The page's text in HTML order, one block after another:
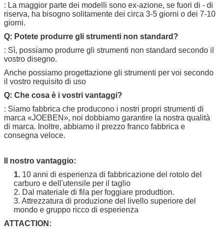
: La maggior parte dei modelli sono ex-azione, se fuori di - di
riserva, ha bisogno solitamente dei circa 3-5 giorni o dei 7-10
giorni.
Q: Potete produrre gli strumenti non standard?
: Sì, possiamo produrre gli strumenti non standard secondo il
vostro disegno.
Anche possiamo progettazione gli strumenti per voi secondo
il vostro requisito di uso
Q: Che cosa è i vostri vantaggi?
: Siamo fabbrica che producono i nostri propri strumenti di
marca «JOEBEN», noi dobbiamo garantire la nostra qualità
di marca. Inoltre, abbiamo il prezzo franco fabbrica e
consegna veloce.
Il nostro vantaggio:
1. 10 anni di esperienza di fabbricazione del rotolo del
carburo e dell'utensile per il taglio
2. Dal materiale di fila per foggiare produdtion.
3. Attrezzatura di produzione del livello superiore del
mondo e gruppo ricco di esperienza
ATTACTION: